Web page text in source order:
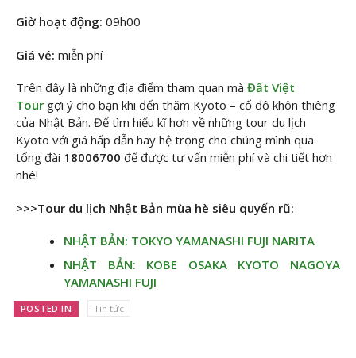
Giờ hoạt động: 09h00
Giá vé: miễn phí
Trên đây là những địa điểm tham quan mà Đất Việt
Tour gợi ý cho bạn khi đến thăm Kyoto – cố đô khôn thiêng
của Nhật Bản. Để tìm hiểu kĩ hơn về những tour du lịch
Kyoto với giá hấp dẫn hãy hệ trọng cho chúng mình qua
tổng đài 18006700 để được tư vấn miễn phí và chi tiết hơn
nhé!
>>>Tour du lịch Nhật Bản mùa hè siêu quyến rũ:
NHẬT BẢN: TOKYO YAMANASHI FUJI NARITA
NHẬT BẢN: KOBE OSAKA KYOTO NAGOYA
YAMANASHI FUJI
POSTED IN Tin tức